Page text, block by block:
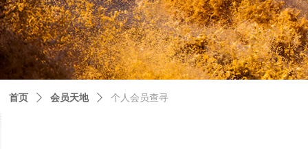
首页 ꄲ 会员天地 ꄲ 个人会员查寻